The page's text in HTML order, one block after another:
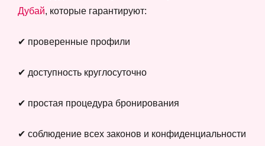
Дубай, которые гарантируют:
✔ проверенные профили
✔ доступность круглосуточно
✔ простая процедура бронирования
✔ соблюдение всех законов и конфиденциальности